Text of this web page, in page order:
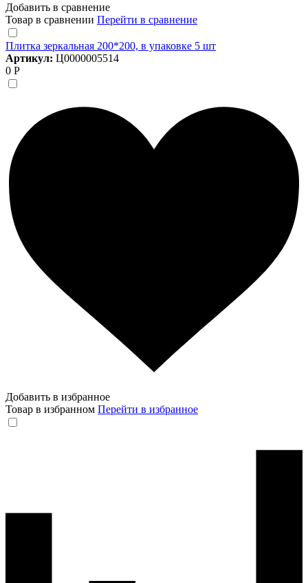
Добавить в сравнение
Товар в сравнении Перейти в сравнение
Плитка зеркальная 200*200, в упаковке 5 шт
Артикул: Ц0000005514
0 Р
Добавить в избранное
Товар в избранном Перейти в избранное